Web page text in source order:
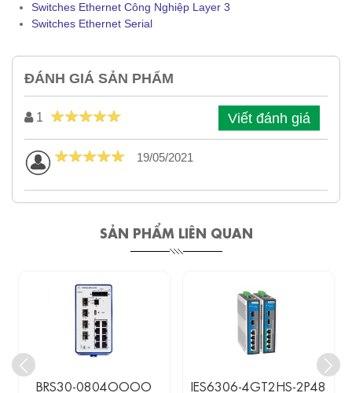
Switches Ethernet Công Nghiệp Layer 3
Switches Ethernet Serial
ĐÁNH GIÁ SẢN PHẨM
1 Viết đánh giá
19/05/2021
SẢN PHẨM LIÊN QUAN
BRS30-0804OOOO
IES6306-4GT2HS-2P48